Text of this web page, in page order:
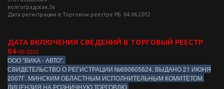
волгоградская,3а
Дата регистрации в Торговом реестре РБ: 04.06.2012
ДАТА ВКЛЮЧЕНИЯ СВЕДЕНИЙ В ТОРГОВЫЙ РЕЕСТР
04-06-2012
ООО "ВИКА - АВТО".
СВИДЕТЕЛЬСТВО О РЕГИСТРАЦИИ №690605624, ВЫДАНО 21 ИЮНЯ
2007Г. МИНСКИМ ОБЛАСТНЫМ ИСПОЛНИТЕЛЬНЫМ КОМИТЕТОМ.
ЛИЦЕНЗИЯ НА РОЗНИЧНУЮ ТОРГОВЛЮ.